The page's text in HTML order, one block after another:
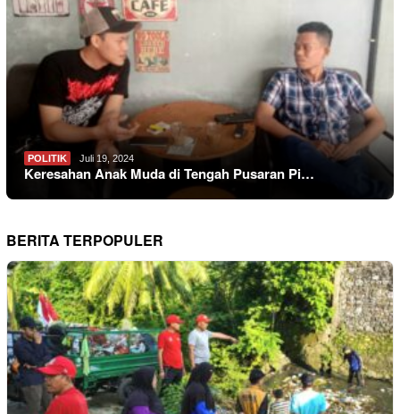
POLITIK Juli 19, 2024
Keresahan Anak Muda di Tengah Pusaran Pi…
BERITA TERPOPULER